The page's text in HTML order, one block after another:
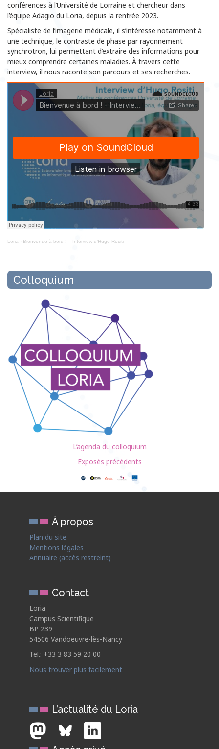
conférences à l’Université de Lorraine et chercheur dans
l’équipe Adagio du Loria, depuis la rentrée 2023.
Spécialiste de l’imagerie médicale, il s’intéresse notamment à
une technique, le contraste de phase par rayonnement
synchrotron, lui permettant d’extraire des informations pour
mieux comprendre certaines maladies. À travers cette
interview, il nous raconte son parcours et ses recherches.
Loria · Bienvenue à bord ! – Interview d’Hugo Rositi
Colloquium
L’agenda du colloquium
Exposés précédents
À propos
Plan du site
Mentions légales
Annuaire (accès restreint)
Contact
Loria
Campus Scientifique
BP 239
54506 Vandoeuvre-lès-Nancy
Tél.: +33 3 83 59 20 00
Nous trouver plus facilement
L’actualité du Loria